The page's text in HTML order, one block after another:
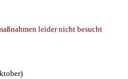
leider nicht besucht